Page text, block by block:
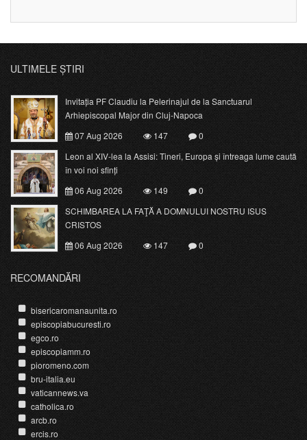
ULTIMELE ȘTIRI
Invitația PF Claudiu la Pelerinajul de la Sanctuarul
Arhiepiscopal Major din Cluj-Napoca
07 Aug 2026
147
0
Leon al XIV-lea la Assisi: Tineri, Europa și întreaga lume caută
în voi noi sfinți
06 Aug 2026
149
0
SCHIMBAREA LA FAŢĂ A DOMNULUI NOSTRU ISUS
CRISTOS
06 Aug 2026
147 0
RECOMANDĂRI
bisericaromanaunita.ro
episcopiabucuresti.ro
egco.ro
episcopiamm.ro
pioromeno.com
bru-italia.eu
vaticannews.va
catholica.ro
arcb.ro
ercis.ro